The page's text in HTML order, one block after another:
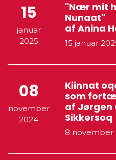
15
januar
2025
"Nær mit
Nunaat"
af Anina
15 januar
08
november
2024
Kiinnat
som
af Jørgen
Sikkersoq
8 november